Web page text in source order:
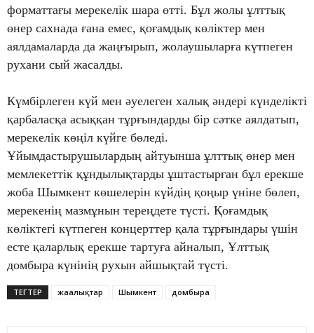
форматтағы мерекелік шара өтті. Бұл жолы ұлттық
өнер сахнада ғана емес, қоғамдық көліктер мен
аялдамаларда да жаңғырып, жолаушыларға күтпеген
рухани сый жасалды.
Күмбірлеген күй мен әуелеген халық әндері күнделікті
қарбаласқа асыққан тұрғындарды бір сәтке аялдатып,
мерекелік көңіл күйге бөледі.
Ұйымдастырушылардың айтуынша ұлттық өнер мен
мемлекеттік құндылықтарды ұштастырған бұл ерекше
жоба Шымкент көшелерін күйдің қоңыр үніне бөлеп,
мерекенің мазмұнын тереңдете түсті. Қоғамдық
көліктегі күтпеген концерттер қала тұрғындары үшін
есте қаларлық ерекше тартуға айналып, Ұлттық
домбыра күнінің рухын айшықтай түсті.
ТЕГТЕР жаңалықтар Шымкент домбыра